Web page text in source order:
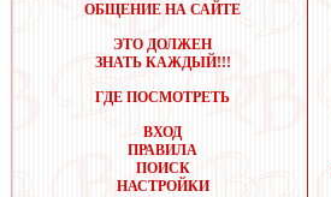
ОБЩЕНИЕ НА САЙТЕ
ЭТО ДОЛЖЕН
ЗНАТЬ КАЖДЫЙ!!!
ГДЕ ПОСМОТРЕТЬ
ВХОД
ПРАВИЛА
ПОИСК
НАСТРОЙКИ